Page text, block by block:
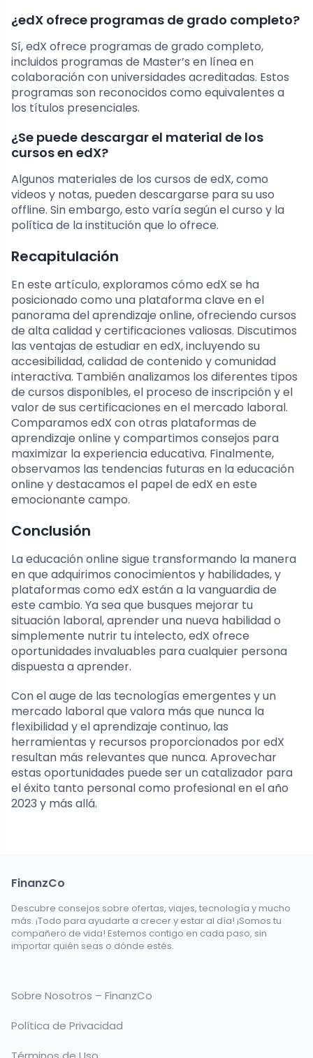
¿edX ofrece programas de grado completo?
Sí, edX ofrece programas de grado completo,
incluidos programas de Master’s en línea en
colaboración con universidades acreditadas. Estos
programas son reconocidos como equivalentes a
los títulos presenciales.
¿Se puede descargar el material de los
cursos en edX?
Algunos materiales de los cursos de edX, como
videos y notas, pueden descargarse para su uso
offline. Sin embargo, esto varía según el curso y la
política de la institución que lo ofrece.
Recapitulación
En este artículo, exploramos cómo edX se ha
posicionado como una plataforma clave en el
panorama del aprendizaje online, ofreciendo cursos
de alta calidad y certificaciones valiosas. Discutimos
las ventajas de estudiar en edX, incluyendo su
accesibilidad, calidad de contenido y comunidad
interactiva. También analizamos los diferentes tipos
de cursos disponibles, el proceso de inscripción y el
valor de sus certificaciones en el mercado laboral.
Comparamos edX con otras plataformas de
aprendizaje online y compartimos consejos para
maximizar la experiencia educativa. Finalmente,
observamos las tendencias futuras en la educación
online y destacamos el papel de edX en este
emocionante campo.
Conclusión
La educación online sigue transformando la manera
en que adquirimos conocimientos y habilidades, y
plataformas como edX están a la vanguardia de
este cambio. Ya sea que busques mejorar tu
situación laboral, aprender una nueva habilidad o
simplemente nutrir tu intelecto, edX ofrece
oportunidades invaluables para cualquier persona
dispuesta a aprender.
Con el auge de las tecnologías emergentes y un
mercado laboral que valora más que nunca la
flexibilidad y el aprendizaje continuo, las
herramientas y recursos proporcionados por edX
resultan más relevantes que nunca. Aprovechar
estas oportunidades puede ser un catalizador para
el éxito tanto personal como profesional en el año
2023 y más allá.
FinanzCo
Descubre consejos sobre ofertas, viajes, tecnología y mucho
más. ¡Todo para ayudarte a crecer y estar al día! ¡Somos tu
compañero de vida! Estemos contigo en cada paso, sin
importar quién seas o dónde estés.
Sobre Nosotros – FinanzCo
Política de Privacidad